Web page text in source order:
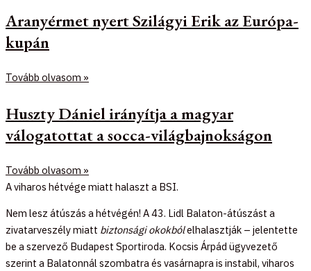
Aranyérmet nyert Szilágyi Erik az Európa-
kupán
Tovább olvasom »
Huszty Dániel irányítja a magyar
válogatottat a socca-világbajnokságon
Tovább olvasom »
A viharos hétvége miatt halaszt a BSI.
Nem lesz átúszás a hétvégén! A 43. Lidl Balaton-átúszást a
zivatarveszély miatt biztonsági okokbólelhalasztják – jelentette
be a szervező Budapest Sportiroda. Kocsis Árpád ügyvezető
szerint a Balatonnál szombatra és vasárnapra is instabil, viharos